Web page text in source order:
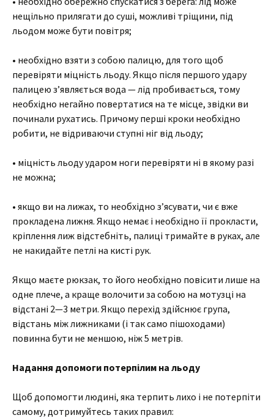
нещільно прилягати до суші, можливі тріщини, під
льодом може бути повітря;
• необхідно взяти з собою палицю, для того щоб
перевіряти міцність льоду. Якщо після першого удару
палицею з’являється вода — лід пробивається, тому
необхідно негайно повертатися на те місце, звідки ви
починали рухатись. Причому перші кроки необхідно
робити, не відриваючи ступні ніг від льоду;
• міцність льоду ударом ноги перевіряти ні в якому разі
не можна;
• якщо ви на лижах, то необхідно з’ясувати, чи є вже
прокладена лижня. Якщо немає і необхідно її прокласти,
кріплення лиж відстебніть, палиці тримайте в руках, але
не накидайте петлі на кисті рук.
Якщо маєте рюкзак, то його необхідно повісити лише на
одне плече, а краще волочити за собою на мотузці на
відстані 2—3 метри. Якщо перехід здійснює група,
відстань між лижниками (і так само пішоходами)
повинна бути не меншою, ніж 5 метрів.
Надання допомоги потерпілим на льоду
Щоб допомогти людині, яка терпить лихо і не потерпіти
самому, дотримуйтесь таких правил: